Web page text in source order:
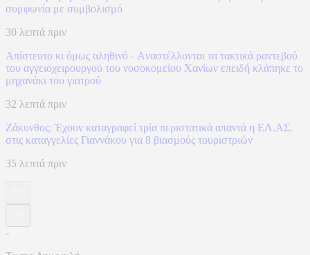
συμφωνία με συμβολισμό
30 λεπτά πριν
Απίστευτο κι όμως αληθινό - Aναστέλλονται τα τακτικά ραντεβού
του αγγειοχειρουργού του νοσοκομείου Χανίων επειδή κλάπηκε το
μηχανάκι του γιατρού
32 λεπτά πριν
Ζάκυνθος: Έχουν καταγραφεί τρία περιστατικά απαντά η ΕΛ.ΑΣ.
στις καταγγελίες Γιαννάκου για 8 βιασμούς τουριστριών
35 λεπτά πριν
-